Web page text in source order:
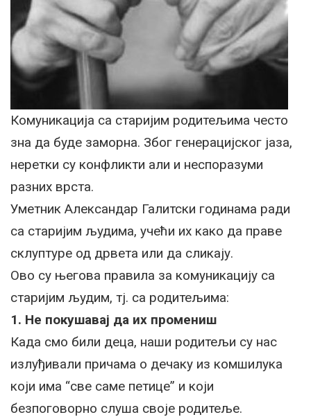
Комуникација са старијим родитељима често
зна да буде заморна. Због генерацијског јаза,
неретки су конфликти али и неспоразуми
разних врста.
Уметник Александар Галитски годинама ради
са старијим људима, учећи их како да праве
склуптуре од дрвета или да сликају.
Ово су његова правила за комуникацију са
старијим људим, тј. са родитељима:
1. Не покушавај да их промениш
Када смо били деца, наши родитељи су нас
излуђивали причама о дечаку из комшилука
који има “све саме петице” и који
безпоговорно слуша своје родитеље.